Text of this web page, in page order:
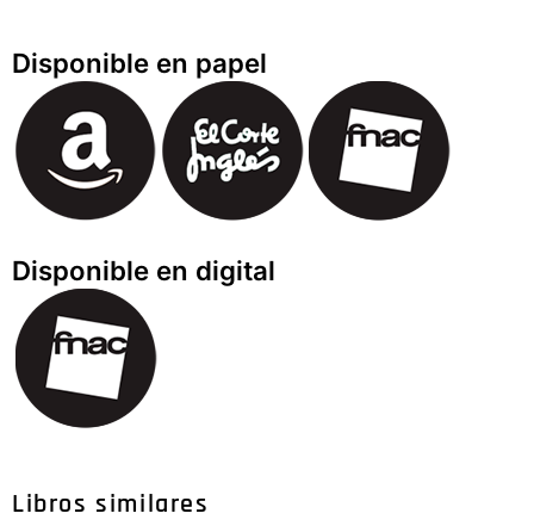
Disponible en papel
Disponible en digital
Libros similares